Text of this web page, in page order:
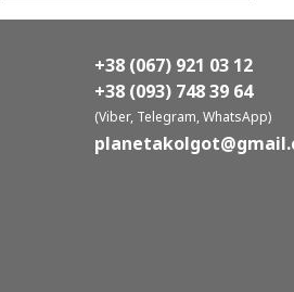
+38 (067) 921 03 12
+38 (093) 748 39 64
(Viber, Telegram, WhatsApp)